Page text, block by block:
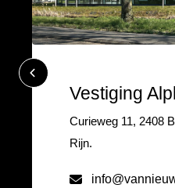
Vestiging
Curieweg 11, 2408
Rijn.